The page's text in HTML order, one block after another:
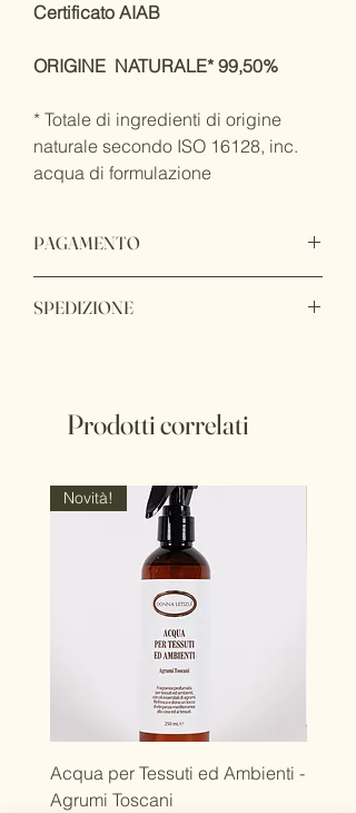
Certificato AIAB
ORIGINE NATURALE* 99,50%
* Totale di ingredienti di origine
naturale secondo ISO 16128, inc.
acqua di formulazione
PAGAMENTO
PayPal, puoi pagare con qualsiasi carta
SPEDIZIONE
Prodotti correlati
Novità!
Acqua per Tessuti ed Ambienti -
Agrumi Toscani